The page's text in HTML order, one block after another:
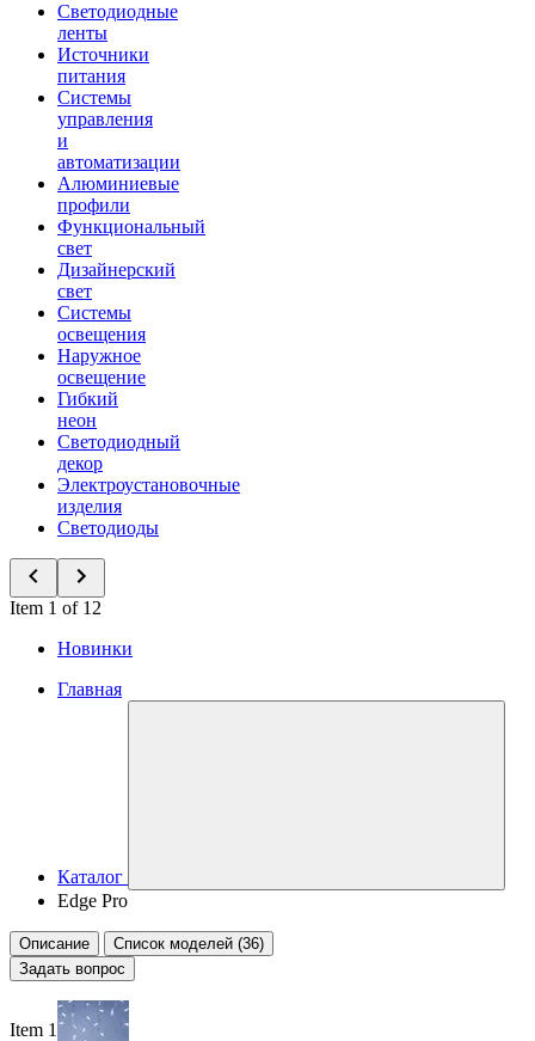
Светодиодные
ленты
Источники
питания
Системы
управления
и
автоматизации
Алюминиевые
профили
Функциональный
свет
Дизайнерский
свет
Системы
освещения
Наружное
освещение
Гибкий
неон
Светодиодный
декор
Электроустановочные
изделия
Светодиоды
Item 1 of 12
Новинки
Главная
Каталог
Edge Pro
Описание
Список моделей (36)
Задать вопрос
Item 1 of 4